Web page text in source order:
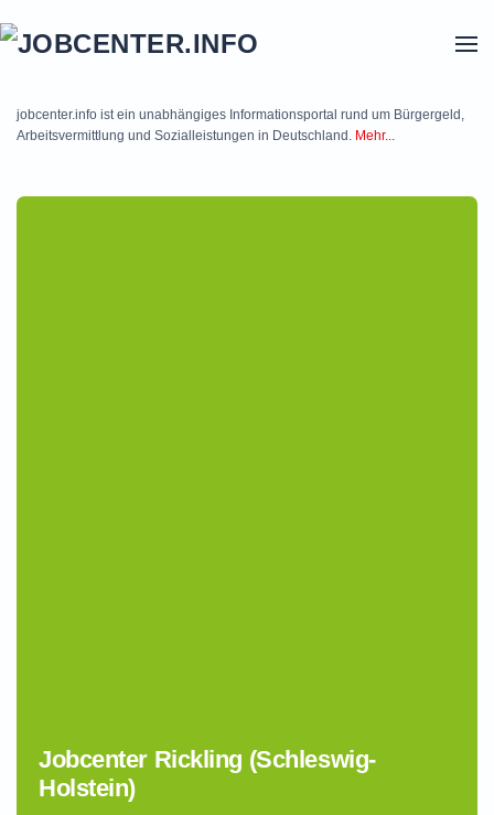
jobcenter.info ist ein unabhängiges Informationsportal rund um Bürgergeld,
Arbeitsvermittlung und Sozialleistungen in Deutschland. Mehr...
Jobcenter Rickling (Schleswig-
Holstein)